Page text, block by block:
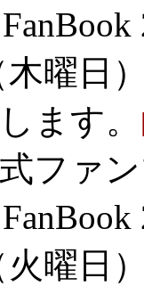
曜日
ます。
ファ
曜日